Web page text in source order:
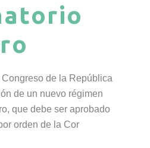
de la República
de un nuevo régimen
que debe ser aprobado
orden de la Cor